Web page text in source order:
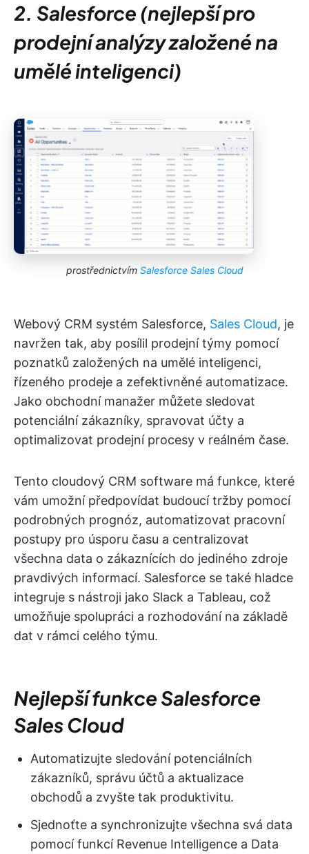
2. Salesforce (nejlepší pro
prodejní analýzy založené na
umělé inteligenci)
prostřednictvím Salesforce Sales Cloud
Webový CRM systém Salesforce, Sales Cloud, je
navržen tak, aby posílil prodejní týmy pomocí
poznatků založených na umělé inteligenci,
řízeného prodeje a zefektivněné automatizace.
Jako obchodní manažer můžete sledovat
potenciální zákazníky, spravovat účty a
optimalizovat prodejní procesy v reálném čase.
Tento cloudový CRM software má funkce, které
vám umožní předpovídat budoucí tržby pomocí
podrobných prognóz, automatizovat pracovní
postupy pro úsporu času a centralizovat
všechna data o zákaznících do jediného zdroje
pravdivých informací. Salesforce se také hladce
integruje s nástroji jako Slack a Tableau, což
umožňuje spolupráci a rozhodování na základě
dat v rámci celého týmu.
Nejlepší funkce Salesforce
Sales Cloud
Automatizujte sledování potenciálních
zákazníků, správu účtů a aktualizace
obchodů a zvyšte tak produktivitu.
Sjednoťte a synchronizujte všechna svá data
pomocí funkcí Revenue Intelligence a Data